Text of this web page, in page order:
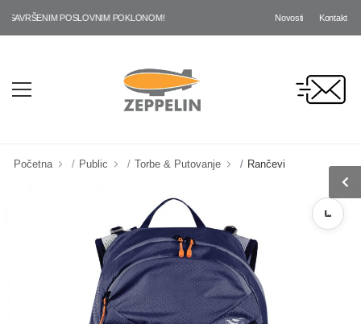
POSLOVNIM POKLONOM! Novosti Kontakt
Početna Public Torbe & Putovanje Rančevi